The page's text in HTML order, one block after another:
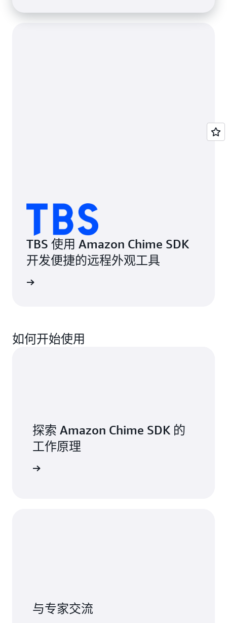
TBS 使用 Amazon Chime SDK
开发便捷的远程外观工具
如何开始使用
探索 Amazon Chime SDK 的
工作原理
与专家交流